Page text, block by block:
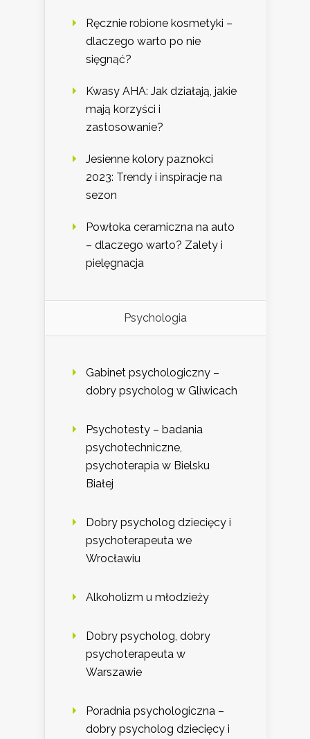
Ręcznie robione kosmetyki –
dlaczego warto po nie
sięgnąć?
Kwasy AHA: Jak działają, jakie
mają korzyści i
zastosowanie?
Jesienne kolory paznokci
2023: Trendy i inspiracje na
sezon
Powłoka ceramiczna na auto
– dlaczego warto? Zalety i
pielęgnacja
Psychologia
Gabinet psychologiczny –
dobry psycholog w Gliwicach
Psychotesty – badania
psychotechniczne,
psychoterapia w Bielsku
Białej
Dobry psycholog dziecięcy i
psychoterapeuta we
Wrocławiu
Alkoholizm u młodzieży
Dobry psycholog, dobry
psychoterapeuta w
Warszawie
Poradnia psychologiczna –
dobry psycholog dziecięcy i